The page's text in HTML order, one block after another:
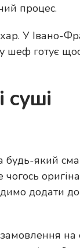
процес.
У Івано-
шеф готує
будь-який
додати
на